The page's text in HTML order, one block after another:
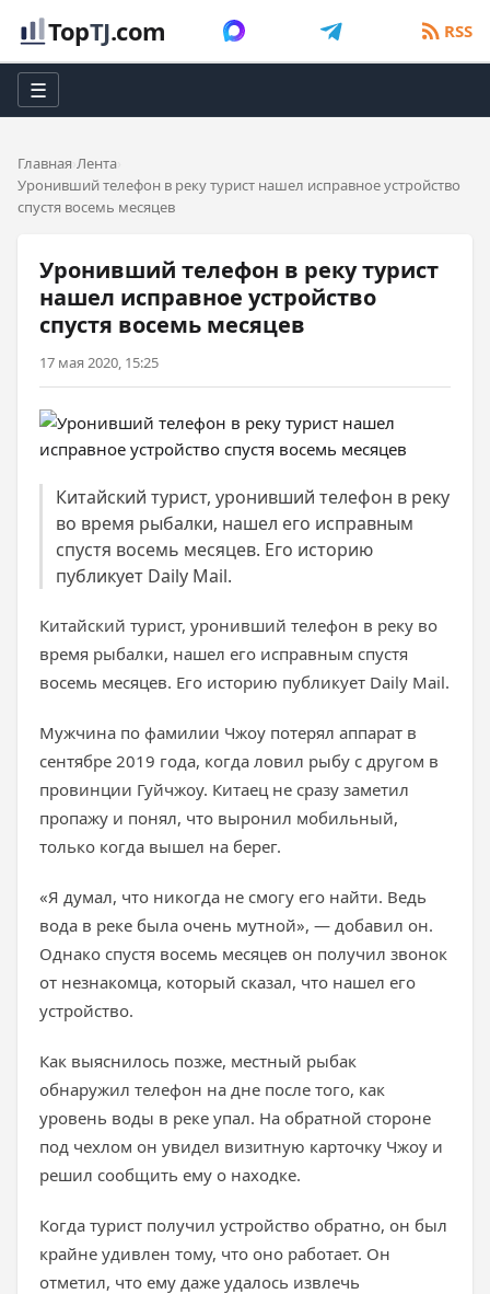
TopTJ.com RSS
☰
Главная Лента
Уронивший телефон в реку турист нашел исправное устройство
спустя восемь месяцев
Уронивший телефон в реку турист
нашел исправное устройство
спустя восемь месяцев
17 мая 2020, 15:25
Китайский турист, уронивший телефон в реку
во время рыбалки, нашел его исправным
спустя восемь месяцев. Его историю
публикует Daily Mail.
Китайский турист, уронивший телефон в реку во
время рыбалки, нашел его исправным спустя
восемь месяцев. Его историю публикует Daily Mail.
Мужчина по фамилии Чжоу потерял аппарат в
сентябре 2019 года, когда ловил рыбу с другом в
провинции Гуйчжоу. Китаец не сразу заметил
пропажу и понял, что выронил мобильный,
только когда вышел на берег.
«Я думал, что никогда не смогу его найти. Ведь
вода в реке была очень мутной», — добавил он.
Однако спустя восемь месяцев он получил звонок
от незнакомца, который сказал, что нашел его
устройство.
Как выяснилось позже, местный рыбак
обнаружил телефон на дне после того, как
уровень воды в реке упал. На обратной стороне
под чехлом он увидел визитную карточку Чжоу и
решил сообщить ему о находке.
Когда турист получил устройство обратно, он был
крайне удивлен тому, что оно работает. Он
отметил, что ему даже удалось извлечь